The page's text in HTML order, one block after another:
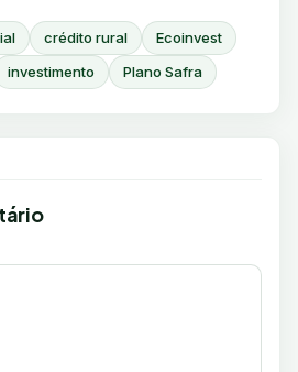
crédito rural
Ecoinvest
investimento Plano Safra